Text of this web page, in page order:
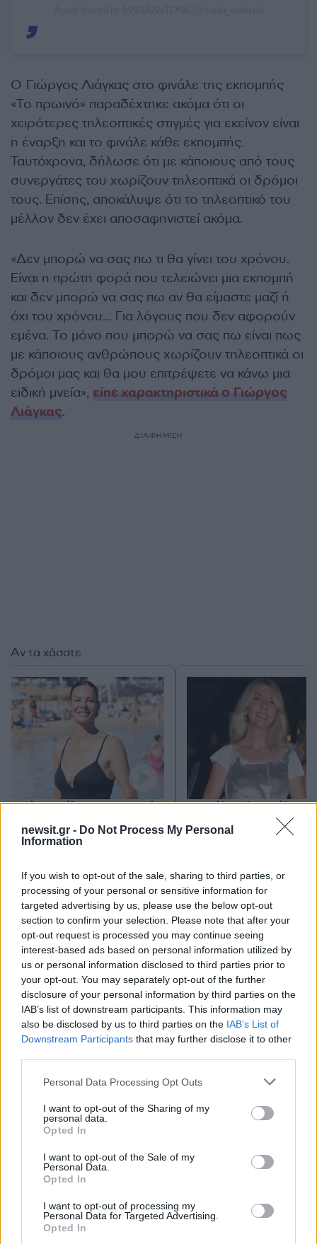
newsit.gr - Do Not Process My Personal
Information
If you wish to opt-out of the sale, sharing to third parties, or
processing of your personal or sensitive information for
targeted advertising by us, please use the below opt-out
section to confirm your selection. Please note that after your
opt-out request is processed you may continue seeing
interest-based ads based on personal information utilized by
us or personal information disclosed to third parties prior to
your opt-out. You may separately opt-out of the further
disclosure of your personal information by third parties on the
IAB’s list of downstream participants. This information may
also be disclosed by us to third parties on the IAB’s List of
Downstream Participants that may further disclose it to other
Please note that this website/app uses one or more Google
not limited to your visit or usage behaviour. You may click to
grant or deny consent to Google and its third-party tags to
use your data for below specified purposes in below Google
consent section.
Personal Data Processing Opt Outs
I want to opt-out of the Sharing of my
personal data.
Opted In
I want to opt-out of the Sale of my
Personal Data.
Opted In
I want to opt-out of processing my
Personal Data for Targeted Advertising.
Opted In
O Γιώργος Λιάγκας στο φινάλε της εκπομπής
«Το πρωινό» παραδέχτηκε ακόμα ότι οι
χειρότερες τηλεοπτικές στιγμές για εκείνον είναι
η έναρξη και το φινάλε κάθε εκπομπής.
Ταυτόχρονα, δήλωσε ότι με κάποιους από τους
συνεργάτες του χωρίζουν τηλεοπτικά οι δρόμοι
τους. Επίσης, αποκάλυψε ότι το τηλεοπτικό του
μέλλον δεν έχει αποσαφηνιστεί ακόμα.
«Δεν μπορώ να σας πω τι θα γίνει του χρόνου.
Είναι η πρώτη φορά που τελειώνει μια εκπομπή
και δεν μπορώ να σας πω αν θα είμαστε μαζί ή
όχι του χρόνου… Για λόγους που δεν αφορούν
εμένα. Το μόνο που μπορώ να σας πω είναι πως
με κάποιους ανθρώπους χωρίζουν τηλεοπτικά οι
δρόμοι μας και θα μου επιτρέψετε να κάνω μια
ειδική μνεία», είπε χαρακτηριστικά ο Γιώργος
Λιάγκας.
ΔΙΑΦΗΜΙΣΗ
Σχόλια
Σχολίασε εδώ
50 /50
2000 /2000
Όροι Χρήσης. Το site προστατεύεται από reCAPTCHA, ισχύουν
Πολιτική Απορρήτου
Lifestyle
ΓΙΩΡΓΟΣ ΛΙΑΓΚΑΣ
ΜΑΡΙΑ ΑΝΤΩΝΑ
Αν τα χάσατε
Εύη Βατίδου: Το μυστικό
βρίσκεται στο κολύμπι και
στο χαμόγελο
Γιούλη Ηλιοπούλου:
“Καλημέρα Ζωή” ήταν
από τα